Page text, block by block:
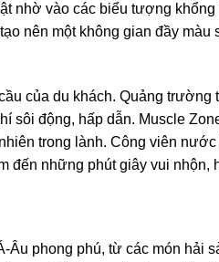
nhờ vào các biểu tượng khổng
nên một không gian đầy màu
của du khách. Quảng
sôi động, hấp dẫn. Muscle
trong lành. Công viên
đến những phút giây vui nhộn,
Âu phong phú, từ các món hải